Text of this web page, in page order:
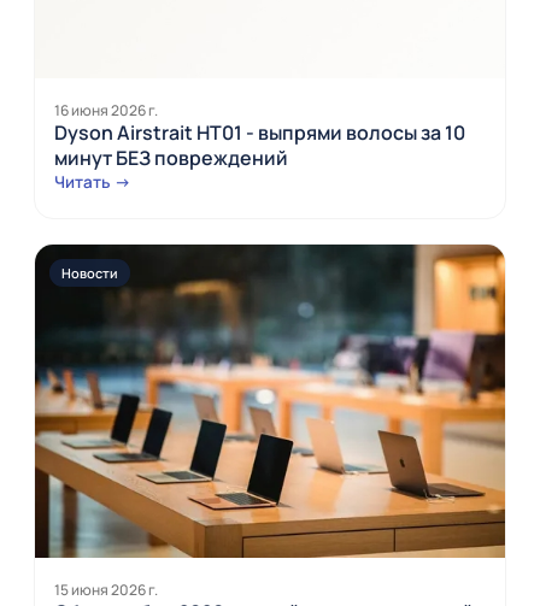
16 июня 2026 г.
Dyson Airstrait HT01 - выпрями волосы за 10
минут БЕЗ повреждений
Читать →
Новости
15 июня 2026 г.